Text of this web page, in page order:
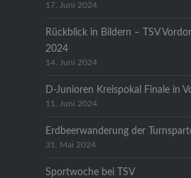
17. Juni 2024
Rückblick in Bildern – TSV
2024
14. Juni 2024
D-Junioren Kreispokal Finale in
11. Juni 2024
Erdbeerwanderung der
31. Mai 2024
Sportwoche bei TSV